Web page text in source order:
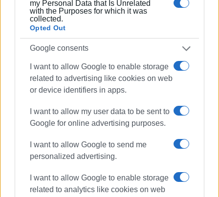
my Personal Data that Is Unrelated
with the Purposes for which it was
collected.
Opted Out
Google consents
I want to allow Google to enable storage
related to advertising like cookies on web
or device identifiers in apps.
I want to allow my user data to be sent to
Google for online advertising purposes.
I want to allow Google to send me
personalized advertising.
I want to allow Google to enable storage
related to analytics like cookies on web
Διευθύντρια των εκδόσεων «Κέρκυρα» και Μεγάλη
Ευεργέτης της Αναγνωστικής Εταιρίας κυρία
Αλεξάνδρα Βοβολίνη, η Ιστορικός Τέχνης κυρία
Κατερίνα Κοσκινά, η Επικεφαλής της Ιστορικής
Ανδριοπούλου, ο Πρόεδρος της Κερκυραϊκής Ένωσης
Αθηνών κ. Θωμάς Σούλος, αρκετά μέλη του Δ.Σ. της
Ένωσης, όπως και ο πρώην πρόεδρός της κ. Βασίλης
Μωραΐτης, η Αντιπρόεδρος της Κερκυραϊκής Εστίας
κυρία Αφροδίτη Βερονίκη, πολλοί Κερκυραίοι και
Κερκυραίες που κατοικούν στην Αθήνα, πολλά μέλη της
Αθηναϊκής Λέσχης και άλλοι. Από τη Δ.Ε. της
Αναγνωστικής Εταιρίας, πέραν του Προέδρου,
Βεντούρα και Κατερίνα Κυριάκη.